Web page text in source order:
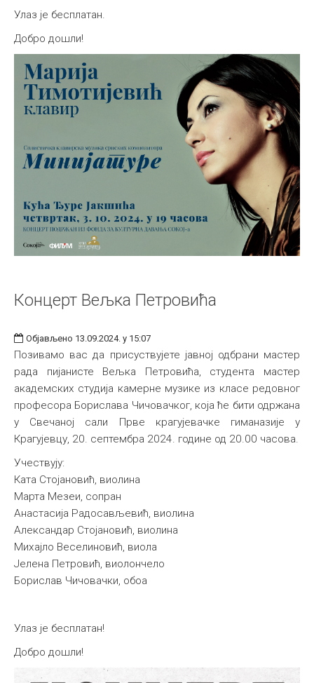
Улаз је бесплатан.
Добро дошли!
Концерт Вељка Петровића
Објављено 13.09.2024. у 15:07
Позивамо вас да присуствујете јавној одбрани мастер
рада пијанисте Вељка Петровића, студента мастер
академских студија камерне музике из класе редовног
професора Борислава Чичовачког, којa ће бити одржанa
у Свечаној сали Прве крагујевачке гиманазије у
Крагујевцу, 20. септембра 2024. године од 20.00 часова.
Учествују:
Ката Стојановић, виолина
Марта Мезеи, сопран
Анастасија Радосављевић, виолина
Александар Стојановић, виолина
Михајло Веселиновић, виола
Јелена Петровић, виолончело
Борислав Чичовачки, обоа
Улаз је бесплатан!
Добро дошли!